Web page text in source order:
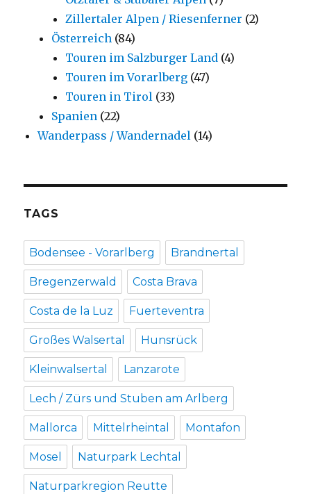
Zillertaler Alpen / Riesenferner (2)
Österreich (84)
Touren im Salzburger Land (4)
Touren im Vorarlberg (47)
Touren in Tirol (33)
Spanien (22)
Wanderpass / Wandernadel (14)
TAGS
Bodensee - Vorarlberg Brandnertal
Bregenzerwald Costa Brava
Costa de la Luz Fuerteventra
Großes Walsertal Hunsrück
Kleinwalsertal Lanzarote
Lech / Zürs und Stuben am Arlberg
Mallorca Mittelrheintal Montafon
Mosel Naturpark Lechtal
Naturparkregion Reutte